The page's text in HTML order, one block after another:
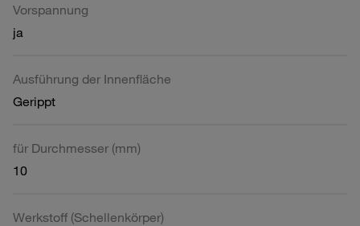
Vorspannung
ja
Ausführung der Innenfläche
Gerippt
für Durchmesser (mm)
10
Werkstoff (Schellenkörper)